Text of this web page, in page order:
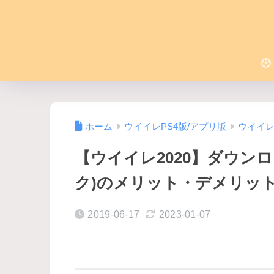
ホーム ウイイレPS4版/アプリ版 ウイイ
【ウイイレ2020】ダウン
ク)のメリット・デメリッ
2019-06-17 2023-01-07